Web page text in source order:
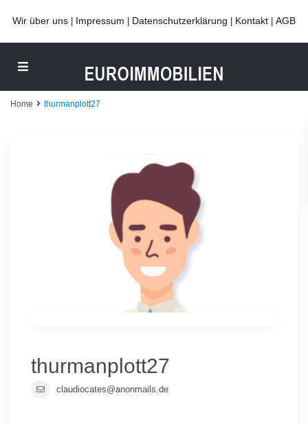
Wir über uns Impressum Datenschutzerklärung Kontakt AGB
Home thurmanplott27
thurmanplott27
claudiocates@anonmails.de